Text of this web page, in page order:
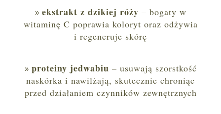
ekstrakt z dzikiej róży – bogaty w
witaminę C poprawia koloryt oraz odżywia
i regeneruje skórę
proteiny jedwabiu – usuwają szorstkość
naskórka i nawilżają, skutecznie chroniąc
przed działaniem czynników zewnętrznych